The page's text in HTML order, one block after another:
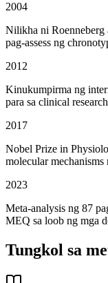
2004
Nilikha ni Roenneberg
pag-assess ng
2012
Kinukumpirma ng
para sa clinical research
2017
Nobel Prize in
molecular
2023
Meta-analysis ng 87
MEQ sa loob ng mga
Tungkol sa